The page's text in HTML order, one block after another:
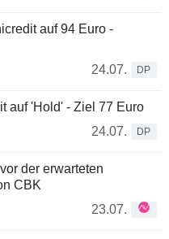
auf 94 Euro -
24.07.
DP
auf 'Hold' - Ziel 77 Euro
24.07.
DP
der erwarteten
CBK
23.07.